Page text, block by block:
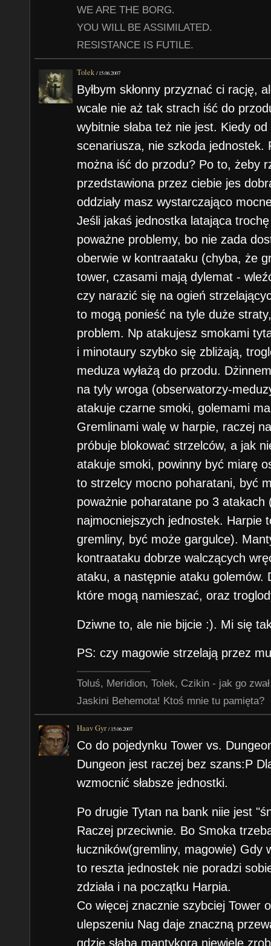
WE ARE THE BORG.
YOU WILL BE ASSIMILATED.
RESISTANCE IS FUTILE.
Tolek /15.06.2007
Byłbym skłonny przyznać ci rację,
wcale nie aż tak strach iść do
wybitnie słaba też nie jest. Kiedy
scenariusza, nie szkoda jednostek.
można iść do przodu? Po to, żeby
przedstawiona przez ciebie jes
oddziały masz wystarczająco
Jeśli jakaś jednostka latająca
poważne problemy, bo nie zada
oberwie w kontraataku (chyba, że
tower, czasami mają dylemat -
czy narazić się na ogień
to mogą ponieść na tyle duże
problem. Np atakujesz smokami
i minotaury szybko się zbliżają,
meduza wyłażą do przodu.
na tyly wroga (obserwatorzy-
atakuje czarne smoki, golemami
Gremlinami walę w harpie, raczej
próbuje blokować strzelców, a jak
atakuje smoki, powinny być miarę
to strzelcy mocno poharatani, być
poważnie poharatane po 3
najmocniejszych jednostek. Harpie
gremliny, być może gargulce).
kontraataku dobrze walczących
ataku, a następnie ataku golemów.
które mogą namieszać, oraz
Dziwne to, ale nie bijcie :). Mi się
PS: czy magowie strzelają przez
Toluś, Meridion, Tolek, Czikin - jak go
Jaskini Behemota! Ktoś mnie tu pamięta?
Haav Gyr /15.06.2007
Co do pojedynku Tower vs.
Dungeon jest raczej bez szans:P
wzmocnić słabsze jednostki.
Po drugie Tytan na bank niie jest
Raczej przeciwnie. Bo Smoka
łuczników(gremliny, magowie)
to reszta jednostek nie poradzi
zdziała i na początku Harpia.
Co więcej znacznie szybciej Tower
ulepszeniu Nag daje znaczną
gdzie słaba mantykora niewiele